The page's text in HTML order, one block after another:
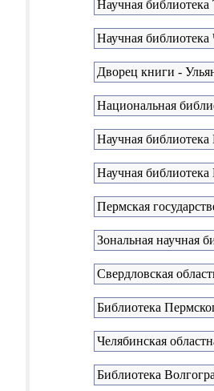
Научная библиотека
Научная
Дворец книги -
Национальная
Научная библиотека
Научная библиотека
Пермская
Зональная научная
Свердловская
Библиотека
Челябинская
Библиотека